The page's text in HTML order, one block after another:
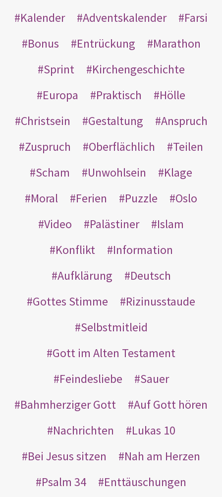
Kalender
Adventskalender
Farsi
Bonus
Entrückung
Marathon
Sprint
Kirchengeschichte
Europa
Praktisch
Hölle
Christsein
Gestaltung
Anspruch
Zuspruch
Oberflächlich
Teilen
Scham
Unwohlsein
Klage
Moral
Ferien Puzzle
Oslo
Video
Palästiner
Islam
Konflikt
Information
Aufklärung
Deutsch
Gottes Stimme
Rizinusstaude
Selbstmitleid
Gott im Alten Testament
Feindesliebe
Sauer
Bahmherziger Gott
Auf Gott hören
Nachrichten
Lukas 10
Bei Jesus sitzen
Nah am Herzen
Psalm 34
Enttäuschungen